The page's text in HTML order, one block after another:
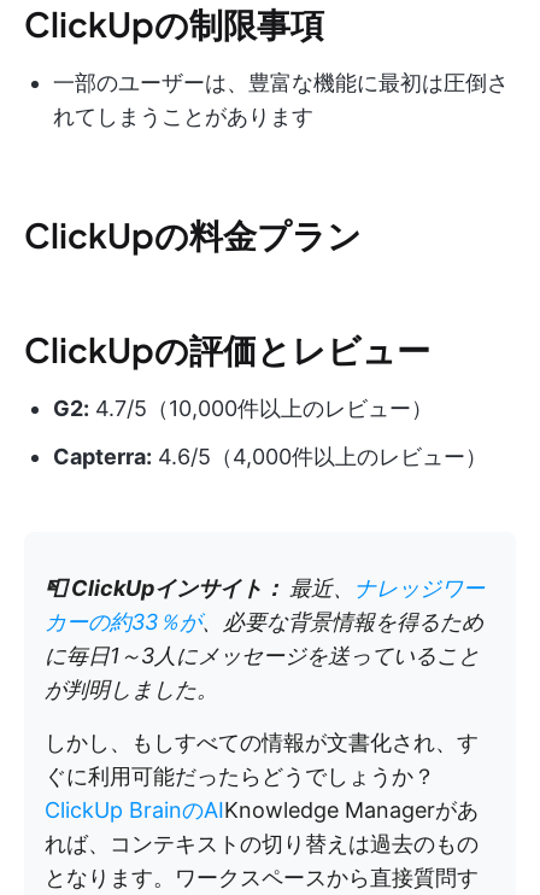
ClickUpの制限事項
一部のユーザーは、豊富な機能に最初は圧倒さ
れてしまうことがあります
ClickUpの料金プラン
ClickUpの評価とレビュー
G2: 4.7/5（10,000件以上のレビュー）
Capterra: 4.6/5（4,000件以上のレビュー）
📮ClickUpインサイト： 最近、 ナレッジワー
カーの約33％が、必要な背景情報を得るため
に毎日1～3人にメッセージを送っていること
が判明しました。
しかし、もしすべての情報が文書化され、す
ぐに利用可能だったらどうでしょうか？
ClickUp BrainのAIKnowledge Managerがあ
れば、コンテキストの切り替えは過去のもの
となります。ワークスペースから直接質問す